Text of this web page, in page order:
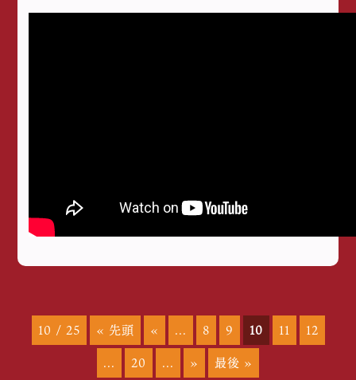
10 / 25 « 先頭 « ... 8 9 10 11
12
...
20 ... » 最後 »